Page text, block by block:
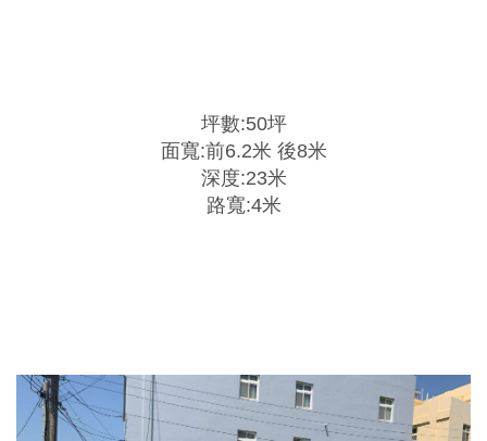
坪數:50坪
面寬:前6.2米 後8米
深度:23米
路寬:4米